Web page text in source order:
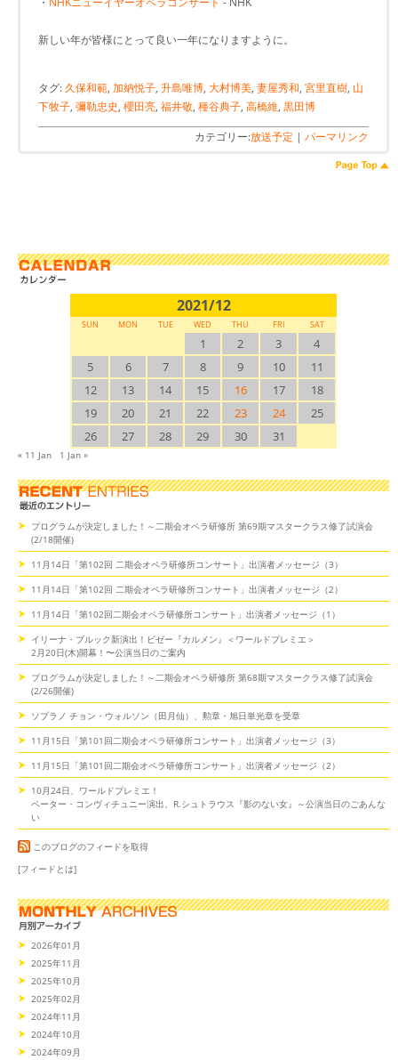
新しい年が皆様にとって良い一年になりますように。
タグ: 久保和範, 加納悦子, 升島唯博, 大村博美, 妻屋秀和, 宮里直樹, 山
下牧子, 彌勒忠史, 櫻田亮, 福井敬, 種谷典子, 高橋維, 黒田博
カテゴリー:放送予定 | パーマリンク
2021/12
SUN MON TUE WED THU FRI SAT
1 2 3
4
5
6 7 8 9 10
11
12
13 14 15 16 17
18
19
20 21 22 23 24
25
26
27 28 29 30 31
« 11 Jan 1 Jan »
プログラムが決定しました！～二期会オペラ研修所 第69期マスタークラス修了試演会
(2/18開催)
11月14日「第102回 二期会オペラ研修所コンサート」出演者メッセージ（3）
11月14日「第102回 二期会オペラ研修所コンサート」出演者メッセージ（2）
11月14日「第102回二期会オペラ研修所コンサート」出演者メッセージ（1）
イリーナ・ブルック新演出！ビゼー『カルメン』＜ワールドプレミエ＞
2月20日(木)開幕！〜公演当日のご案内
プログラムが決定しました！～二期会オペラ研修所 第68期マスタークラス修了試演会
(2/26開催)
ソプラノ チョン・ウォルソン（田月仙）、勲章・旭日単光章を受章
11月15日「第101回二期会オペラ研修所コンサート」出演者メッセージ（3）
11月15日「第101回二期会オペラ研修所コンサート」出演者メッセージ（2）
10月24日、ワールドプレミエ！
ペーター・コンヴィチュニー演出、R.シュトラウス『影のない女』～公演当日のごあんな
い
このブログのフィードを取得
[フィードとは]
2026年01月
2025年11月
2025年10月
2025年02月
2024年11月
2024年10月
2024年09月